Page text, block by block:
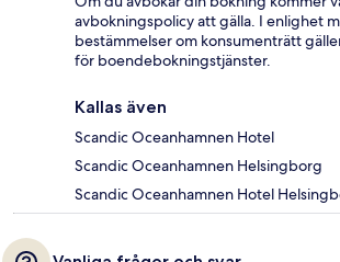
avbokningspolicy att gälla. I enlighet
bestämmelser om konsumenträtt
för boendebokningstjänster.
Kallas även
Scandic Oceanhamnen Hotel
Scandic Oceanhamnen Helsingborg
Scandic Oceanhamnen Hotel